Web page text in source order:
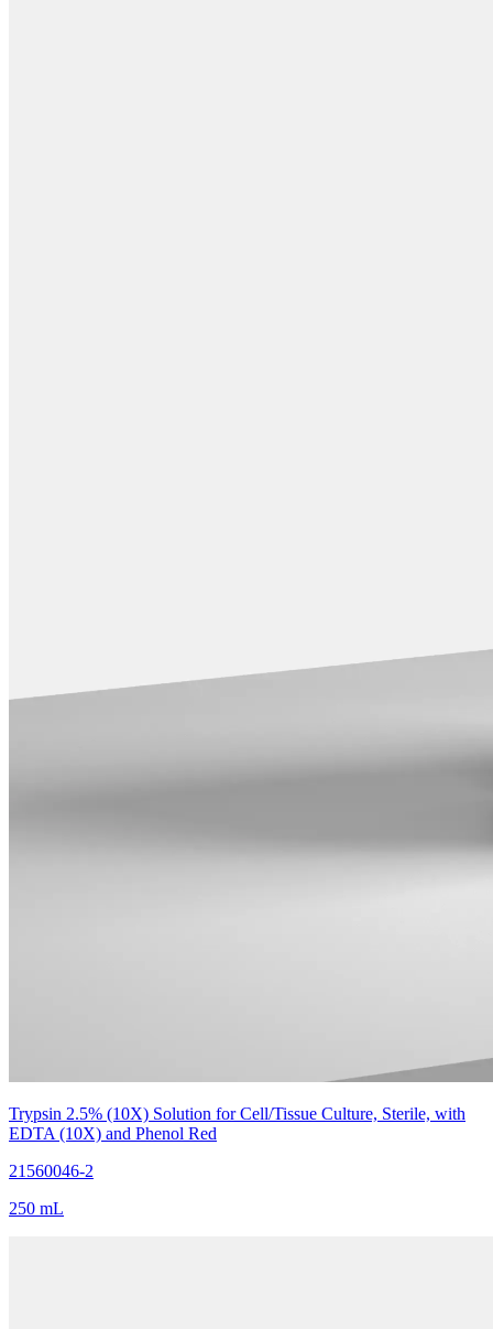
Trypsin 2.5% (10X) Solution for Cell/Tissue Culture, Sterile, with
EDTA (10X) and Phenol Red
21560046-2
250 mL